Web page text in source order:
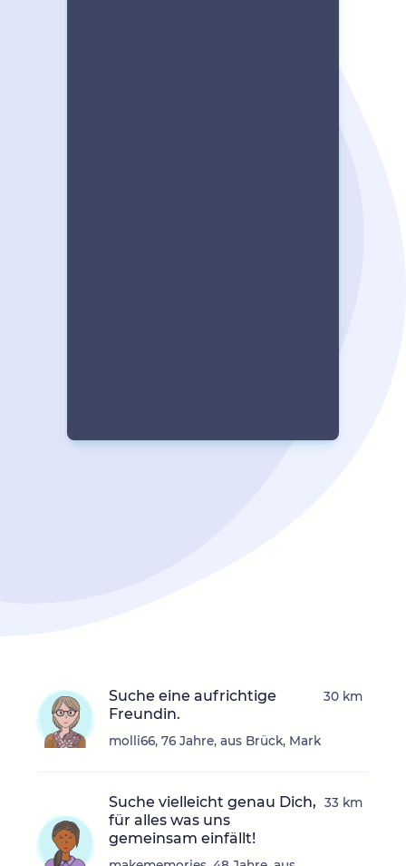
Suche eine aufrichtige
Freundin.
molli66, 76 Jahre, aus Brück, Mark
30 km
Suche vielleicht genau Dich,
für alles was uns
gemeinsam einfällt!
33 km